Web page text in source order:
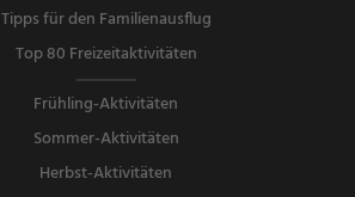
Tipps für den Familienausflug
Top 80 Freizeitaktivitäten
Frühling-Aktivitäten
Sommer-Aktivitäten
Herbst-Aktivitäten